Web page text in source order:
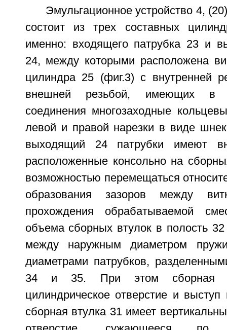
Эмульгационное устройство 4,
состоит из трех составных
именно: входящего патрубка 23 и
24, между которыми расположена
цилиндра 25 (фиг.3) с внутренней
внешней резьбой, имеющих в
соединения многозаходные
левой и правой нарезки в виде
выходящий 24 патрубки имеют
расположенные консольно на
возможностью перемещаться
образования зазоров между
прохождения обрабатываемой
объема сборных втулок в полость
между наружным диаметром
диаметрами патрубков,
34 и 35. При этом сборная
цилиндрическое отверстие и
сборная втулка 31 имеет